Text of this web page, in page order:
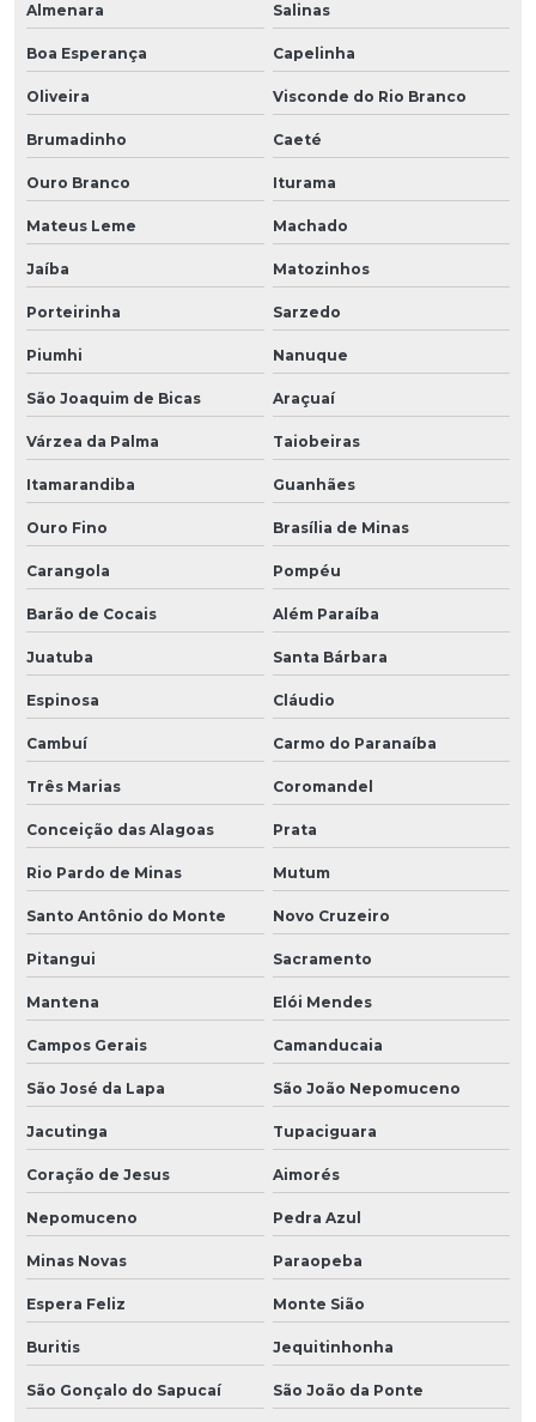
Almenara Salinas
Boa Esperança Capelinha
Oliveira Visconde do Rio Branco
Brumadinho Caeté
Ouro Branco Iturama
Mateus Leme Machado
Jaíba Matozinhos
Porteirinha Sarzedo
Piumhi Nanuque
São Joaquim de Bicas Araçuaí
Várzea da Palma Taiobeiras
Itamarandiba Guanhães
Ouro Fino Brasília de Minas
Carangola Pompéu
Barão de Cocais Além Paraíba
Juatuba Santa Bárbara
Espinosa Cláudio
Cambuí Carmo do Paranaíba
Três Marias Coromandel
Conceição das Alagoas Prata
Rio Pardo de Minas Mutum
Santo Antônio do Monte Novo Cruzeiro
Pitangui Sacramento
Mantena Elói Mendes
Campos Gerais Camanducaia
São José da Lapa São João Nepomuceno
Jacutinga Tupaciguara
Coração de Jesus Aimorés
Nepomuceno Pedra Azul
Minas Novas Paraopeba
Espera Feliz Monte Sião
Buritis Jequitinhonha
São Gonçalo do Sapucaí São João da Ponte